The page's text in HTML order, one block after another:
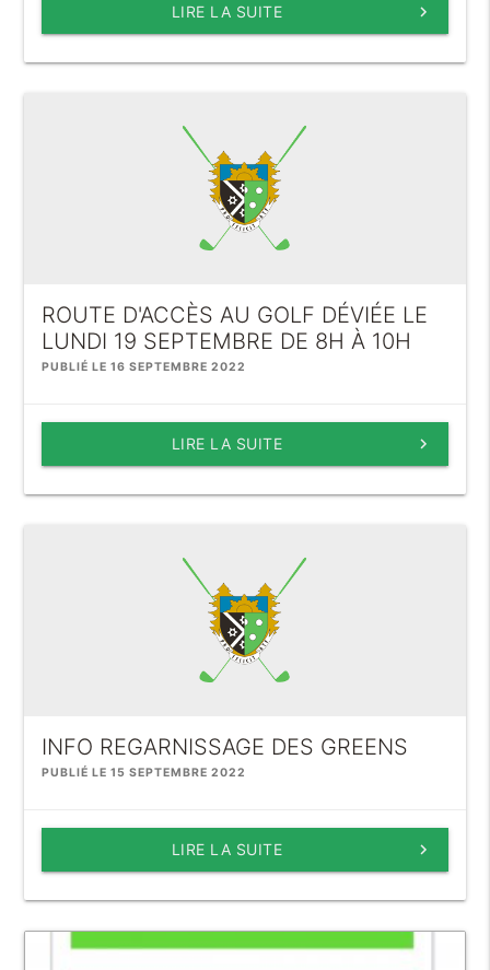
keyboard_arrow_right
LIRE LA SUITE
ROUTE D'ACCÈS AU GOLF DÉVIÉE LE
LUNDI 19 SEPTEMBRE DE 8H À 10H
PUBLIÉ LE 16 SEPTEMBRE 2022
keyboard_arrow_right
LIRE LA SUITE
INFO REGARNISSAGE DES GREENS
PUBLIÉ LE 15 SEPTEMBRE 2022
keyboard_arrow_right
LIRE LA SUITE